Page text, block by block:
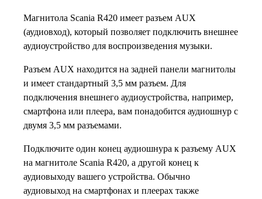
Магнитола Scania R420 имеет разъем AUX
(аудиовход), который позволяет подключить внешнее
аудиоустройство для воспроизведения музыки.
Разъем AUX находится на задней панели магнитолы
и имеет стандартный 3,5 мм разъем. Для
подключения внешнего аудиоустройства, например,
смартфона или плеера, вам понадобится аудиошнур с
двумя 3,5 мм разъемами.
Подключите один конец аудиошнура к разъему AUX
на магнитоле Scania R420, а другой конец к
аудиовыходу вашего устройства. Обычно
аудиовыход на смартфонах и плеерах также